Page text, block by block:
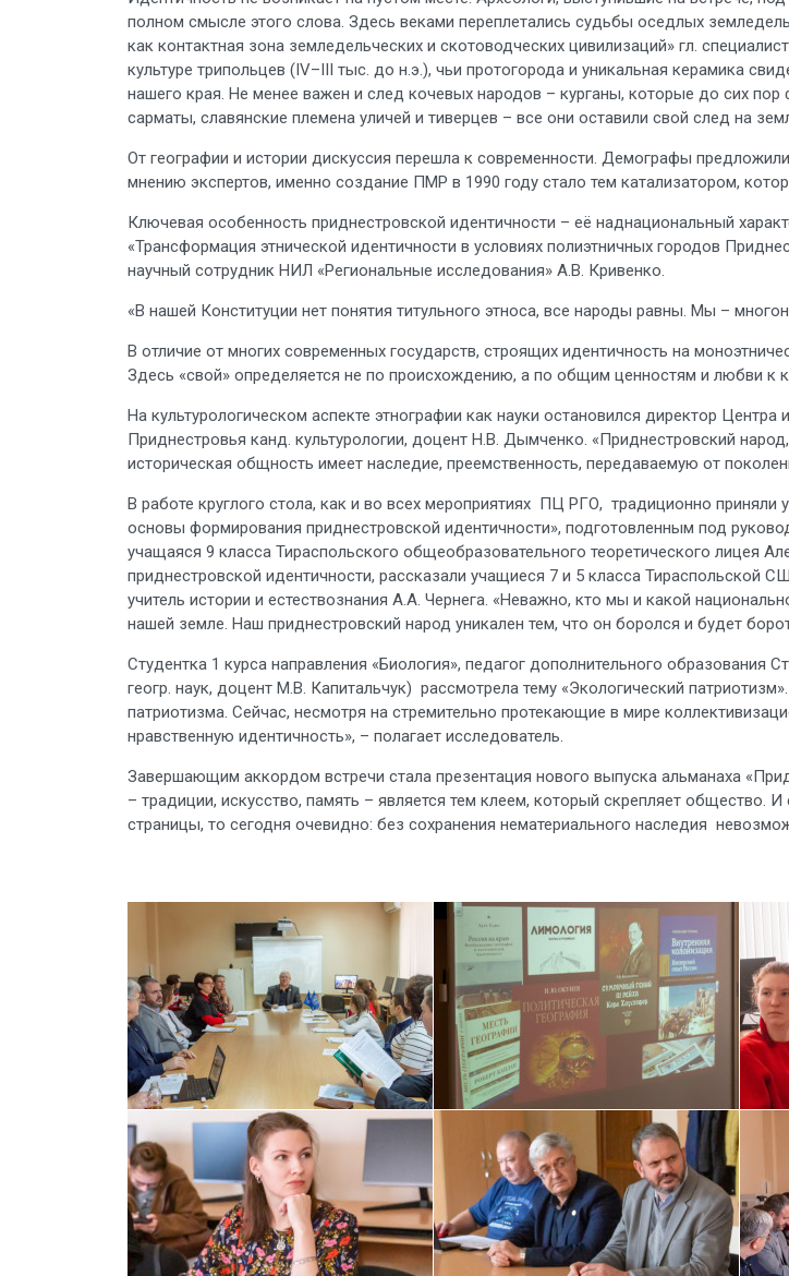
полном смысле этого слова. Здесь веками переплетались судьбы оседлых
как контактная зона земледельческих и скотоводческих цивилизаций» гл.
культуре трипольцев (IV–III тыс. до н.э.), чьи протогорода и уникальная керамика
нашего края. Не менее важен и след кочевых народов – курганы, которые до сих
сарматы, славянские племена уличей и тиверцев – все они оставили свой след на
От географии и истории дискуссия перешла к современности. Демографы
мнению экспертов, именно создание ПМР в 1990 году стало тем катализатором,
Ключевая особенность приднестровской идентичности – её наднациональный
«Трансформация этнической идентичности в условиях полиэтничных городов
научный сотрудник НИЛ «Региональные исследования» А.В. Кривенко.
«В нашей Конституции нет понятия титульного этноса, все народы равны. Мы –
В отличие от многих современных государств, строящих идентичность на
Здесь «свой» определяется не по происхождению, а по общим ценностям и любви к
На культурологическом аспекте этнографии как науки остановился директор
Приднестровья канд. культурологии, доцент Н.В. Дымченко. «Приднестровский
историческая общность имеет наследие, преемственность, передаваемую от
В работе круглого стола, как и во всех мероприятиях ПЦ РГО, традиционно
основы формирования приднестровской идентичности», подготовленным под
учащаяся 9 класса Тираспольского общеобразовательного теоретического лицея
приднестровской идентичности, рассказали учащиеся 7 и 5 класса
учитель истории и естествознания А.А. Чернега. «Неважно, кто мы и какой
нашей земле. Наш приднестровский народ уникален тем, что он боролся и будет
Студентка 1 курса направления «Биология», педагог дополнительного
геогр. наук, доцент М.В. Капитальчук) рассмотрела тему «Экологический
патриотизма. Сейчас, несмотря на стремительно протекающие в мире
нравственную идентичность», – полагает исследователь.
Завершающим аккордом встречи стала презентация нового выпуска альманаха
– традиции, искусство, память – является тем клеем, который скрепляет общество.
страницы, то сегодня очевидно: без сохранения нематериального наследия